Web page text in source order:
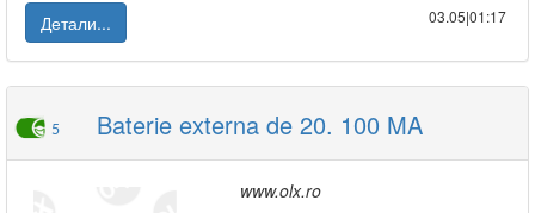
Детали...
03.05|01:17
5 Baterie externa de 20. 100 MA
www.olx.ro